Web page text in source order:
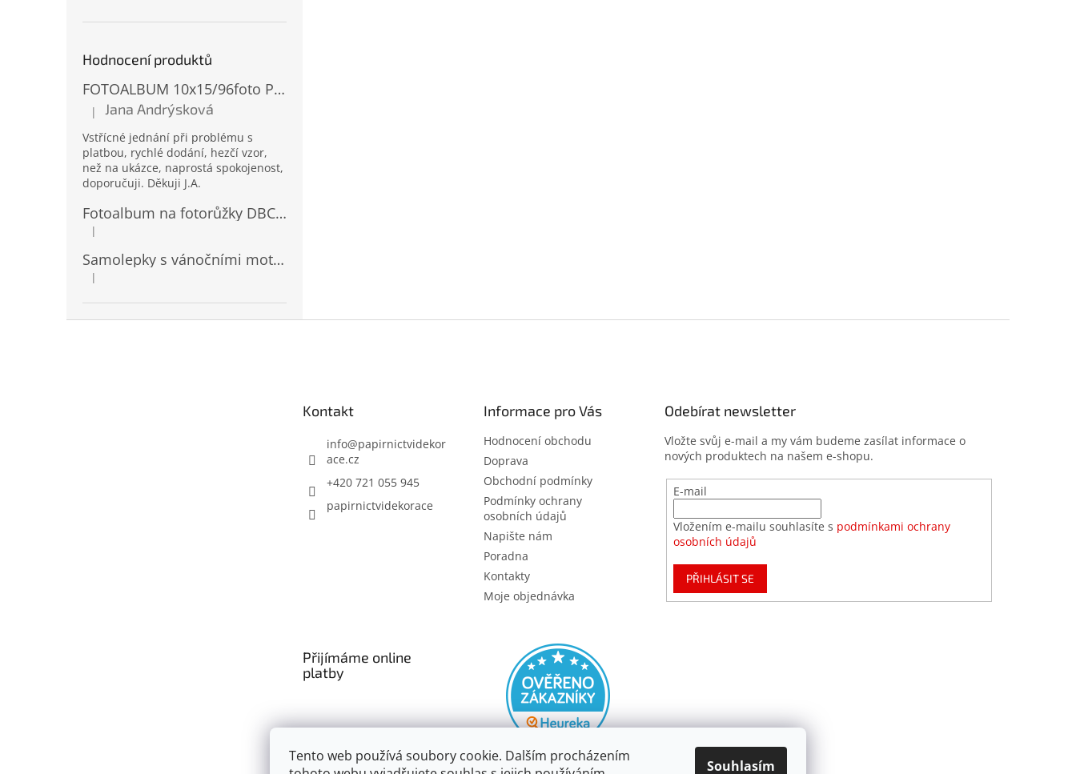
Tento web používá soubory cookie. Dalším procházením
Souhlasím
Hodnocení produktů
FOTOALBUM 10x15/96foto PP-4696 MIX
Hodnocení produktu je 5 z 5 hvězdiček.
| Jana Andrýsková
Vstřícné jednání při problému s
platbou, rychlé dodání, hezčí vzor,
než na ukázce, naprostá spokojenost,
doporučuji. Děkuji J.A.
Fotoalbum na fotorůžky DBCL-30 Homage 2
Hodnocení produktu je 5 z 5 hvězdiček.
|
Samolepky s vánočními motivy 8 x 14,5 cm 10724
Hodnocení produktu je 4 z 5 hvězdiček.
|
Kontakt
info@papirnictvidekor
ace.cz
+420 721 055 945
papirnictvidekorace
Informace pro Vás
Hodnocení obchodu
Doprava
Obchodní podmínky
Podmínky ochrany
osobních údajů
Napište nám
Poradna
Kontakty
Moje objednávka
Odebírat newsletter
Vložte svůj e-mail a my vám budeme zasílat informace o
nových produktech na našem e-shopu.
E-mail
Vložením e-mailu souhlasíte s podmínkami ochrany
osobních údajů
PŘIHLÁSIT SE
Přijímáme online
platby